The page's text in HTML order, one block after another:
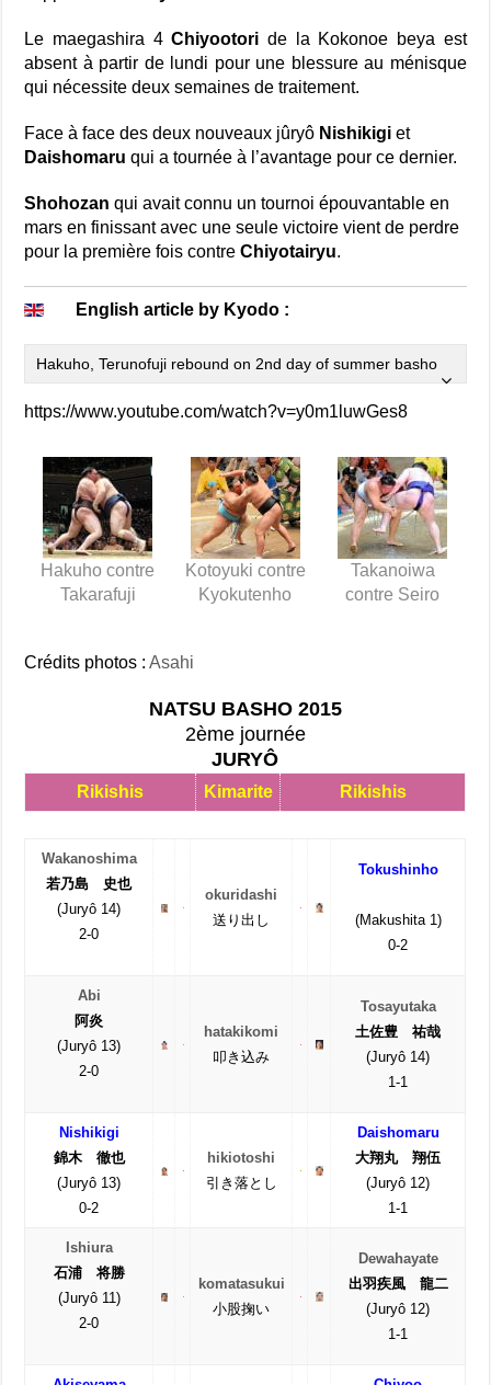
Le maegashira 4Chiyootori de la Kokonoe beya est
absent à partir de lundi pour une blessure au ménisque
qui nécessite deux semaines de traitement.
Face à face des deux nouveaux jûryô Nishikigi et
Daishomaru qui a tournée à l’avantage pour ce dernier.
Shohozan qui avait connu un tournoi épouvantable en
mars en finissant avec une seule victoire vient de perdre
pour la première fois contreChiyotairyu.
English article by Kyodo :
Hakuho, Terunofuji rebound on 2nd day of summer basho
https://www.youtube.com/watch?v=y0m1luwGes8
Hakuho contre
Takarafuji
Kotoyuki contre
Kyokutenho
Takanoiwa
contre Seiro
Crédits photos :Asahi
NATSU BASHO 2015
2ème journée
JURYÔ
Rikishis Kimarite Rikishis
Wakanoshima
若乃島 史也
(Juryô 14)
2-0
okuridashi
送り出し
Tokushinho
(Makushita 1)
0-2
Abi
阿炎
(Juryô 13)
2-0
hatakikomi
叩き込み
Tosayutaka
土佐豊 祐哉
(Juryô 14)
1-1
Nishikigi
錦木 徹也
(Juryô 13)
0-2
hikiotoshi
引き落とし
Daishomaru
大翔丸 翔伍
(Juryô 12)
1-1
Ishiura
石浦 将勝
(Juryô 11)
2-0
komatasukui
小股掬い
Dewahayate
出羽疾風 龍二
(Juryô 12)
1-1